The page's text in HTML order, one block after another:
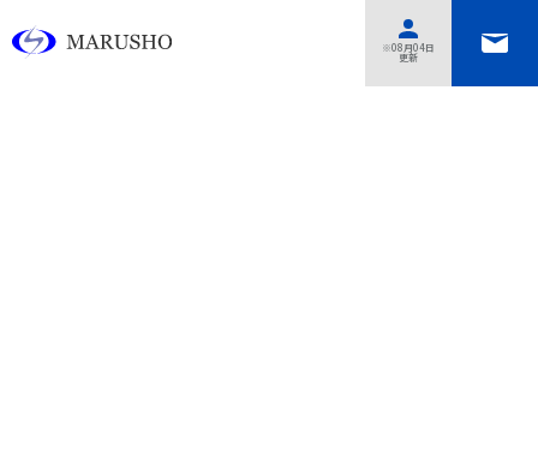
※08月04日
更新
あああああ